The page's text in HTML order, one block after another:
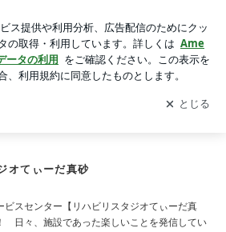
て ブログの更新通知
を受け取りまし
開く
オてぃーだ真砂
ビスセンター【リハビリスタジオてぃーだ真
日々、施設であった楽しいことを発信してい